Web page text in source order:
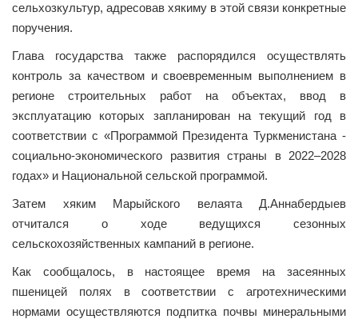
сельхозкультур, адресовав хякиму в этой связи конкретные
поручения.
Глава государства также распорядился осуществлять
контроль за качеством и своевременным выполнением в
регионе строительных работ на объектах, ввод в
эксплуатацию которых запланирован на текущий год в
соответствии с «Программой Президента Туркменистана ­
социально-экономического развития страны в 2022–2028
годах» и Национальной сельской программой.
Затем хяким Марыйского велаята Д.Аннабердыев
отчитался о ходе ведущихся сезонных
сельскохозяйственных кампаний в регионе.
Как сообщалось, в настоящее время на засеянных
пшеницей полях в соответствии с агротехническими
нормами осуществляются подпитка почвы минеральными